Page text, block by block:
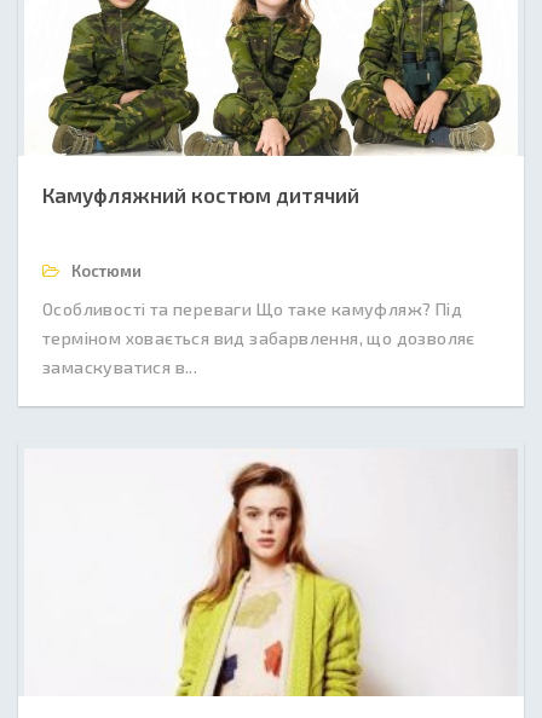
Камуфляжний костюм дитячий
Костюми
Особливості та переваги Що таке камуфляж? Під
терміном ховається вид забарвлення, що дозволяє
замаскуватися в...